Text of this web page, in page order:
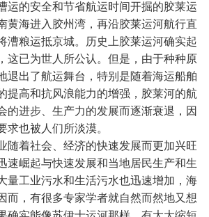
运的安全和节省航运时间开掘的胶莱运
黄海进入胶州湾，再沿胶莱运河航行直
漕粮运抵京城。历史上胶莱运河确实起
这已为世人所公认。但是，由于种种原
退出了航运舞台，特别是随着海运船舶
提高和抗风浪能力的增强，胶莱河的航
的进步、生产力的发展而逐渐衰退，因
求也被人们所淡漠。
随着社会、经济的快速发展而更加兴旺
速崛起与快速发展和当地居民生产和生
量工业污水和生活污水也迅速增加，海
而，有很多专家学者就自然而然地又想